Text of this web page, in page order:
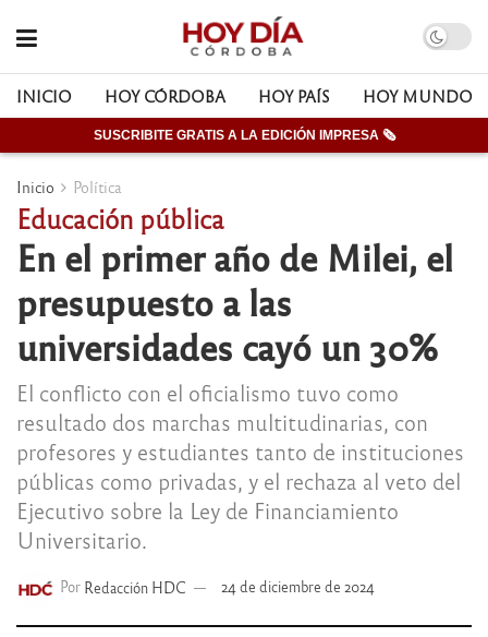
INICIO HOY CÓRDOBA HOY PAÍS HOY MUNDO
SUSCRIBITE GRATIS A LA EDICIÓN IMPRESA 🗞
Inicio Política
Educación pública
En el primer año de Milei, el
presupuesto a las
universidades cayó un 30%
El conflicto con el oficialismo tuvo como
resultado dos marchas multitudinarias, con
profesores y estudiantes tanto de instituciones
públicas como privadas, y el rechaza al veto del
Ejecutivo sobre la Ley de Financiamiento
Universitario.
Por Redacción HDC 24 de diciembre de 2024